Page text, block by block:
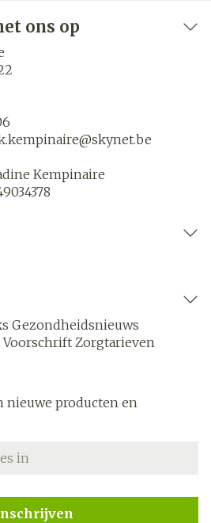
ons op
skynet.be
Kempinaire
Gezondheidsnieuws
Voorschrift Zorgtarieven
nieuwe producten en